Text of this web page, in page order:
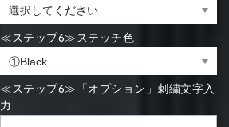
≪ステップ6≫ステッチ色
≪ステップ6≫「オプション」刺繍文字入
力